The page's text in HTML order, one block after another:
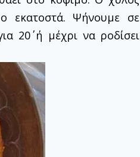
εκατοστά. Ψήνουμε σε
20΄ ή μέχρι να ροδίσει